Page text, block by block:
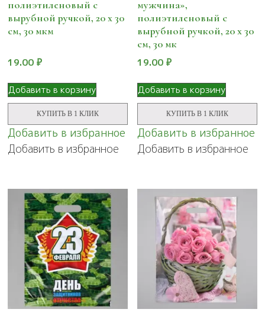
полиэтиленовый с
вырубной ручкой, 20 х 30
см, 30 мкм
19.00 ₽
Добавить в корзину
КУПИТЬ В 1 КЛИК
Добавить в избранное
Добавить в избранное
мужчина»,
полиэтиленовый с
вырубной ручкой, 20 х 30
см, 30 мк
19.00₽
Добавить в корзину
КУПИТЬ В 1 КЛИК
Добавить в избранное
Добавить в избранное